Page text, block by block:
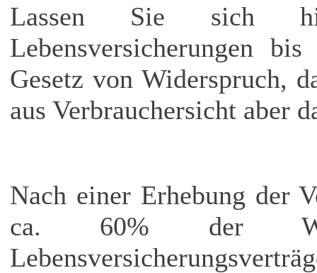
Lassen Sie sich
Lebensversicherungen
Gesetz von Widerspruch,
aus Verbrauchersicht aber
Nach einer Erhebung der
ca. 60% der